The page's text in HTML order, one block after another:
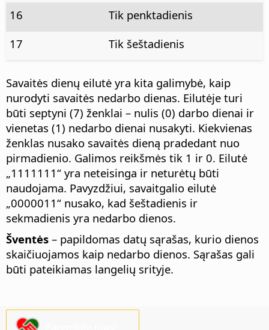
16
Tik penktadienis
17
Tik šeštadienis
Savaitės dienų eilutė yra kita galimybė, kaip
nurodyti savaitės nedarbo dienas. Eilutėje turi
būti septyni (7) ženklai – nulis (0) darbo dienai ir
vienetas (1) nedarbo dienai nusakyti. Kiekvienas
ženklas nusako savaitės dieną pradedant nuo
pirmadienio. Galimos reikšmės tik 1 ir 0. Eilutė
„1111111“ yra neteisinga ir neturėtų būti
naudojama. Pavyzdžiui, savaitgalio eilutė
„0000011“ nusako, kad šeštadienis ir
sekmadienis yra nedarbo dienos.
Šventės – papildomas datų sąrašas, kurio dienos
skaičiuojamos kaip nedarbo dienos. Sąrašas gali
būti pateikiamas langelių srityje.